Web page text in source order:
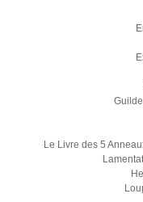
Le Livre des 5